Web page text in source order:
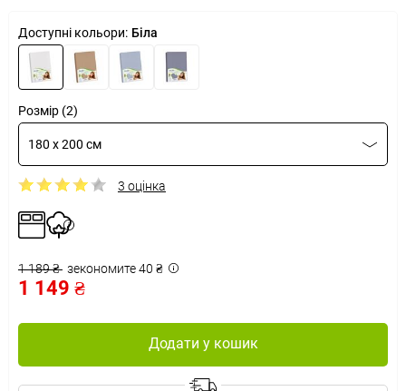
Доступні кольори: Біла
Розмір (2)
180 x 200 см
3 оцінка
1 189 ₴ зекономите 40 ₴
1 149 ₴
Додати у кошик